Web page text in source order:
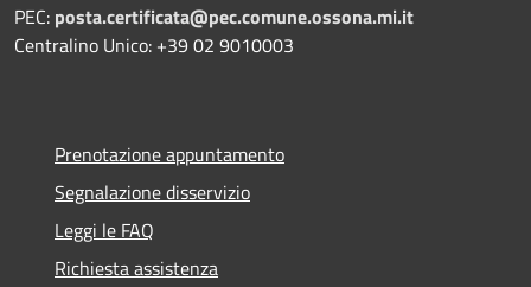
PEC: posta.certificata@pec.comune.ossona.mi.it
Centralino Unico: +39 02 9010003
Prenotazione appuntamento
Segnalazione disservizio
Leggi le FAQ
Richiesta assistenza